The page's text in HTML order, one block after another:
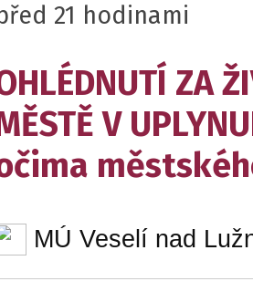
21 hodinami
ZA
V
MÚ Veselí nad